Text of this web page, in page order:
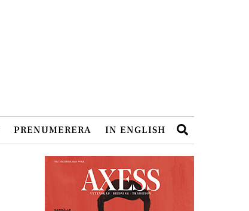
PRENUMERERA IN ENGLISH